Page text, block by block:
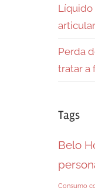
Líquido
articular
Perda
tratar a
Tags
Belo
Consumo